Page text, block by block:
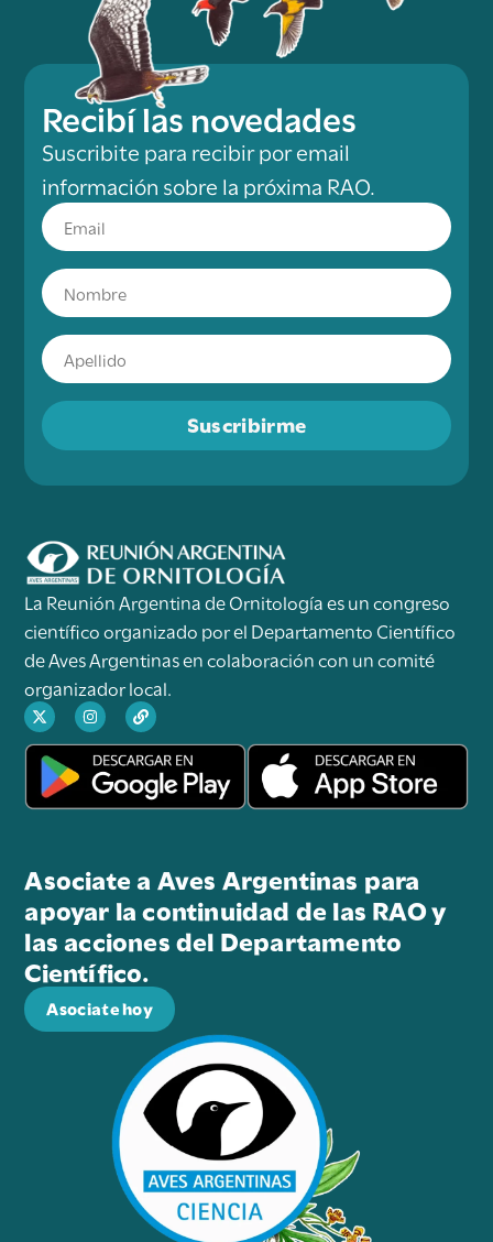
Recibí las novedades
Suscribite para recibir por email
información sobre la próxima RAO.
Suscribirme
La Reunión Argentina de Ornitología es un congreso
científico organizado por el Departamento Científico
de Aves Argentinas en colaboración con un comité
organizador local.
Asociate a Aves Argentinas para
apoyar la continuidad de las RAO y
las acciones del Departamento
Científico.
Asociate hoy